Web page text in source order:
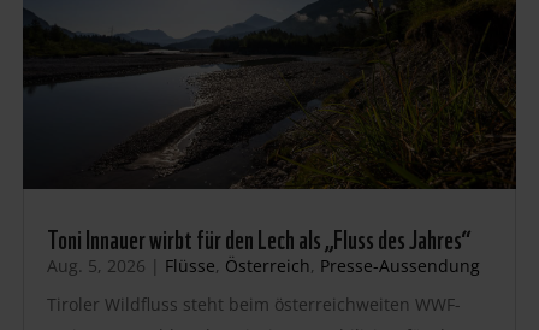
Toni Innauer wirbt für den Lech als „Fluss des Jahres“
Aug. 5, 2026 | Flüsse, Österreich, Presse-Aussendung
Tiroler Wildfluss steht beim österreichweiten WWF-